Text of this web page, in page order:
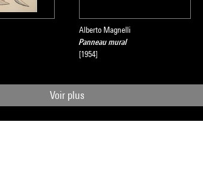
Alberto Magnelli
Panneau mural
[1954]
Voir plus